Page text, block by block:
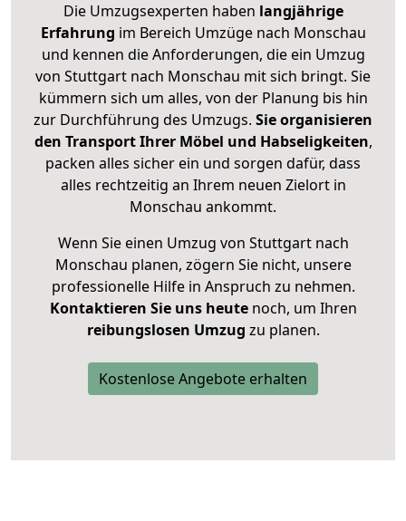
Die Umzugsexperten haben langjährige
Erfahrung im Bereich Umzüge nach Monschau
und kennen die Anforderungen, die ein Umzug
von Stuttgart nach Monschau mit sich bringt. Sie
kümmern sich um alles, von der Planung bis hin
zur Durchführung des Umzugs. Sie organisieren
den Transport Ihrer Möbel und Habseligkeiten,
packen alles sicher ein und sorgen dafür, dass
alles rechtzeitig an Ihrem neuen Zielort in
Monschau ankommt.
Wenn Sie einen Umzug von Stuttgart nach
Monschau planen, zögern Sie nicht, unsere
professionelle Hilfe in Anspruch zu nehmen.
Kontaktieren Sie uns heutenoch, um Ihren
reibungslosen Umzug zu planen.
Kostenlose Angebote erhalten